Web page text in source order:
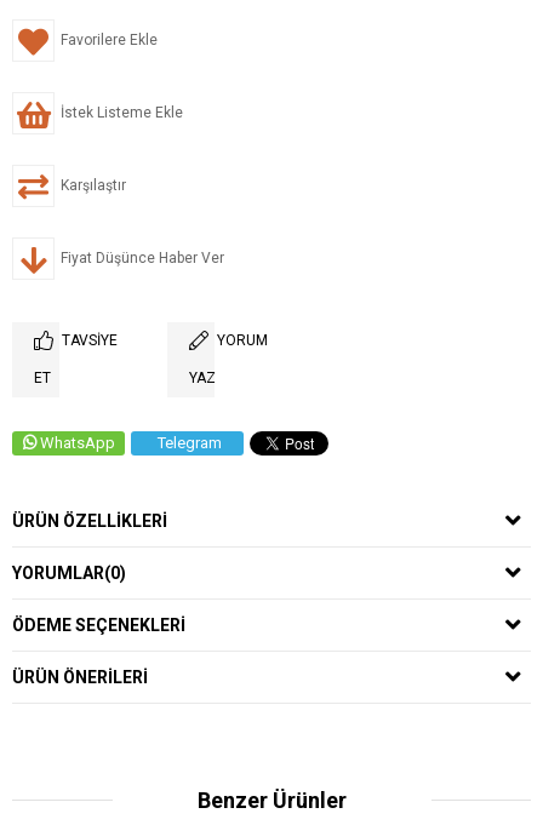
Favorilere Ekle
İstek Listeme Ekle
Karşılaştır
Fiyat Düşünce Haber Ver
TAVSIYE
ET
YORUM
YAZ
WhatsApp Telegram
ÜRÜN ÖZELLIKLERI
YORUMLAR(0)
ÖDEME SEÇENEKLERI
ÜRÜN ÖNERILERI
Benzer Ürünler